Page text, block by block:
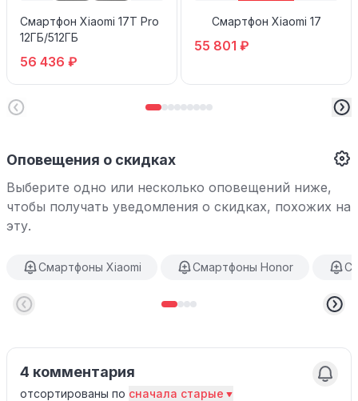
Смартфон Xiaomi 17T Pro
12ГБ/512ГБ
56 436 ₽
Смартфон Xiaomi 17
55 801 ₽
Оповещения о скидках
Выберите одно или несколько оповещений ниже,
чтобы получать уведомления о скидках, похожих на
эту.
Смартфоны Xiaomi Смартфоны Honor
4 комментария
отсортированы по сначала старые